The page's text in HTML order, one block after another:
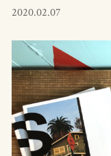
2020.02.07